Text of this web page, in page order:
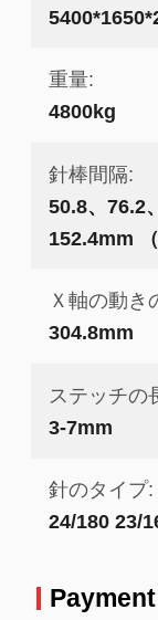
重量:
4800kg
針棒間隔:
50.8、76.2
152.4mm （
Ｘ軸の動き
304.8mm
ステッチの
3-7mm
針のタイプ:
24/180 23/